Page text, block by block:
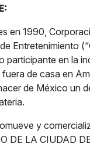
en 1990,
Entretenimiento
participante en la
de casa en
de México un
y
DE LA CIUDAD